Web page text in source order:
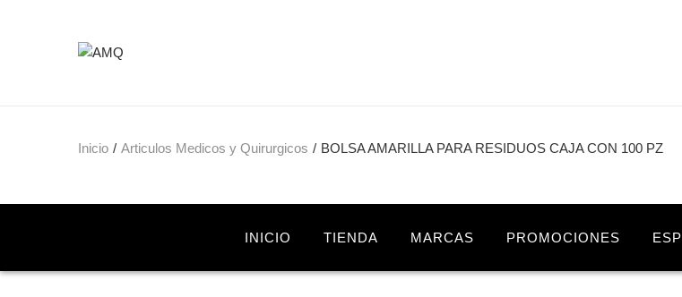
Inicio / Articulos Medicos y Quirurgicos / BOLSA AMARILLA PARA RESIDUOS CAJA CON 100 PZ
INICIO TIENDA MARCAS PROMOCIONES